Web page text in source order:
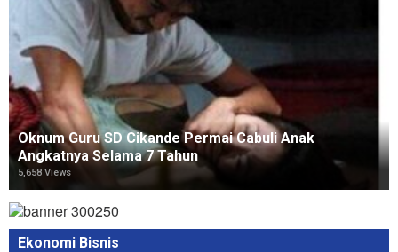
Oknum Guru SD Cikande Permai Cabuli Anak
Angkatnya Selama 7 Tahun
5,658 Views
Ekonomi Bisnis